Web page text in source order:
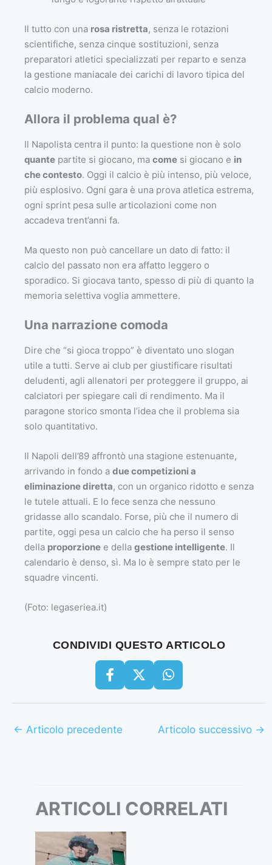
Il tutto con una rosa ristretta, senza le rotazioni
scientifiche, senza cinque sostituzioni, senza
preparatori atletici specializzati per reparto e senza
la gestione maniacale dei carichi di lavoro tipica del
calcio moderno.
Allora il problema qual è?
Il Napolista centra il punto: la questione non è solo
quante partite si giocano, ma come si giocano e in
che contesto. Oggi il calcio è più intenso, più veloce,
più esplosivo. Ogni gara è una prova atletica estrema,
ogni sprint pesa sulle articolazioni come non
accadeva trent’anni fa.
Ma questo non può cancellare un dato di fatto: il
calcio del passato non era affatto leggero o
sporadico. Si giocava tanto, spesso di più di quanto la
memoria selettiva voglia ammettere.
Una narrazione comoda
Dire che “si gioca troppo” è diventato uno slogan
utile a tutti. Serve ai club per giustificare risultati
deludenti, agli allenatori per proteggere il gruppo, ai
calciatori per spiegare cali di rendimento. Ma il
paragone storico smonta l’idea che il problema sia
solo quantitativo.
Il Napoli dell’89 affrontò una stagione estenuante,
arrivando in fondo a due competizioni a
eliminazione diretta, con un organico ridotto e senza
le tutele attuali. E lo fece senza che nessuno
gridasse allo scandalo. Forse, più che il numero di
partite, oggi pesa un calcio che ha perso il senso
della proporzione e della gestione intelligente. Il
calendario è denso, sì. Ma lo è sempre stato per le
squadre vincenti.
(Foto: legaseriea.it)
CONDIVIDI QUESTO ARTICOLO
← Articolo precedente Articolo successivo →
ARTICOLI CORRELATI